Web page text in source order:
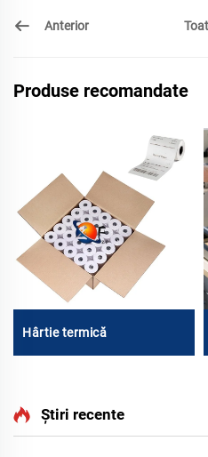
Anterior
Produse recomandate
Hârtie termică
Știri recente